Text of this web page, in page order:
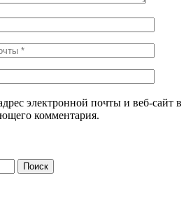
электронной почты и веб-сайт в
комментария.